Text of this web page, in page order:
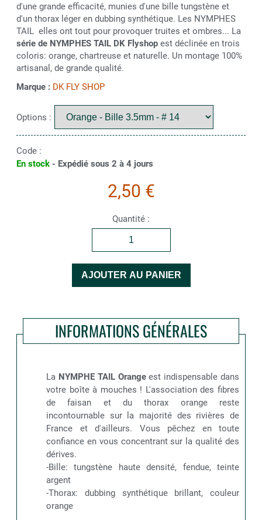
d'une grande efficacité, munies d'une bille tungstène et
d'un thorax léger en dubbing synthétique. Les NYMPHES
TAIL elles ont tout pour provoquer truites et ombres... La
série de NYMPHES TAIL DK Flyshop est déclinée en trois
coloris: orange, chartreuse et naturelle. Un montage 100%
artisanal, de grande qualité.
Marque : DK FLY SHOP
Options :
Code :
En stock - Expédié sous 2 à 4 jours
2,50 €
Quantité :
INFORMATIONS GÉNÉRALES
La NYMPHE TAIL Orangeest indispensable dans
votre boîte à mouches ! L'association des fibres
de faisan et du thorax orange reste
incontournable sur la majorité des rivières de
France et d'ailleurs. Vous pêchez en toute
confiance en vous concentrant sur la qualité des
dérives.
-Bille: tungstène haute densité, fendue, teinte
argent
-Thorax: dubbing synthétique brillant, couleur
orange